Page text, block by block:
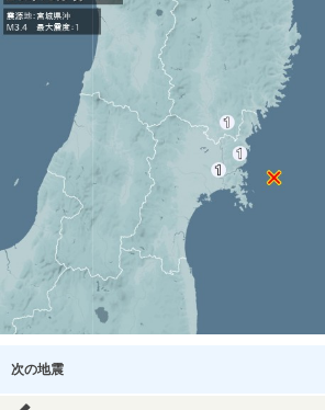
次の地震